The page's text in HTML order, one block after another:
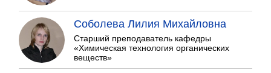
Соболева Лилия Михайловна
Старший преподаватель кафедры
«Химическая технология органических
веществ»